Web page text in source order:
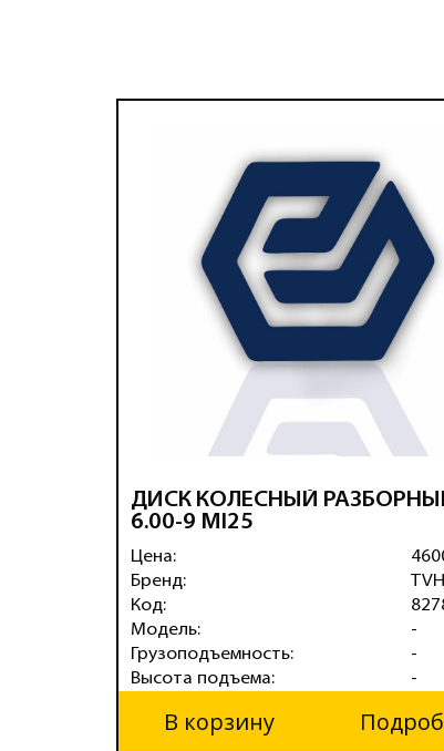
ДИСК КОЛЕСНЫЙ
6.00-9 MI25
Цена:
Бренд:
Код:
Модель:
Грузоподъемность:
Высота подъема:
TVH
-
-
-
В корзину